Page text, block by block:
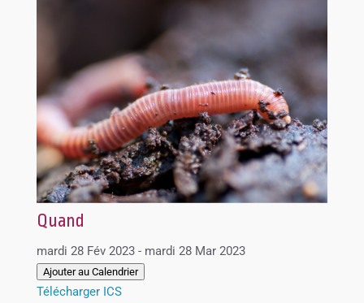
Quand
mardi 28 Fév 2023 - mardi 28 Mar 2023
Ajouter au Calendrier
Télécharger ICS